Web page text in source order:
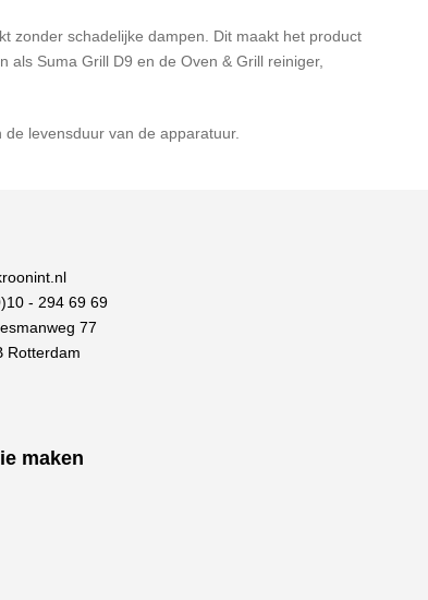
zonder schadelijke dampen. Dit maakt het product
als Suma Grill D9 en de Oven & Grill reiniger,
levensduur van de apparatuur.
- 294 69 69
77
Rotterdam
maken